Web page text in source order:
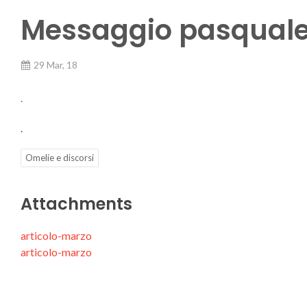
Messaggio
29 Mar, 18
.
.
Omelie e discorsi
Attachments
articolo-marzo
articolo-marzo